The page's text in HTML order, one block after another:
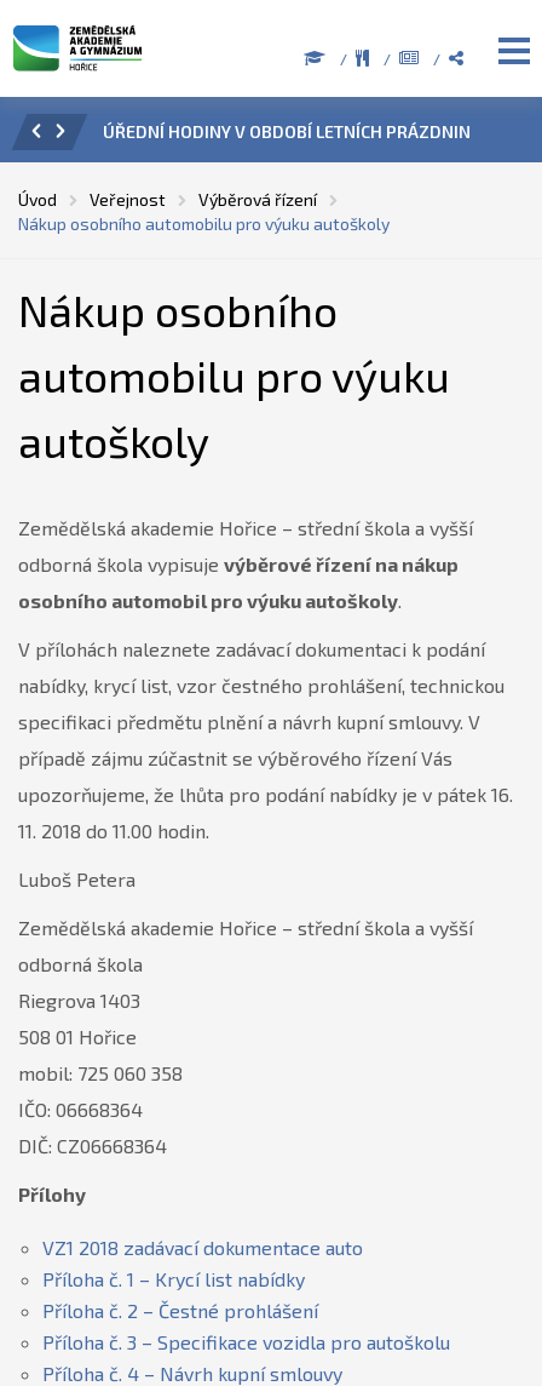
ÚŘEDNÍ HODINY V OBDOBÍ LETNÍCH PRÁZDNIN
Úvod Veřejnost
Výběrová řízení
Nákup osobního automobilu pro výuku autoškoly
Nákup osobního
automobilu pro výuku
autoškoly
Zemědělská akademie Hořice – střední škola a vyšší
odborná škola vypisuje výběrové řízení na nákup
osobního automobil pro výuku autoškoly.
V přílohách naleznete zadávací dokumentaci k podání
nabídky, krycí list, vzor čestného prohlášení, technickou
specifikaci předmětu plnění a návrh kupní smlouvy. V
případě zájmu zúčastnit se výběrového řízení Vás
upozorňujeme, že lhůta pro podání nabídky je v pátek 16.
11. 2018 do 11.00 hodin.
Luboš Petera
Zemědělská akademie Hořice – střední škola a vyšší
odborná škola
Riegrova 1403
508 01 Hořice
mobil: 725 060 358
IČO: 06668364
DIČ: CZ06668364
Přílohy
VZ1 2018 zadávací dokumentace auto
Příloha č. 1 – Krycí list nabídky
Příloha č. 2 – Čestné prohlášení
Příloha č. 3 – Specifikace vozidla pro autoškolu
Příloha č. 4 – Návrh kupní smlouvy